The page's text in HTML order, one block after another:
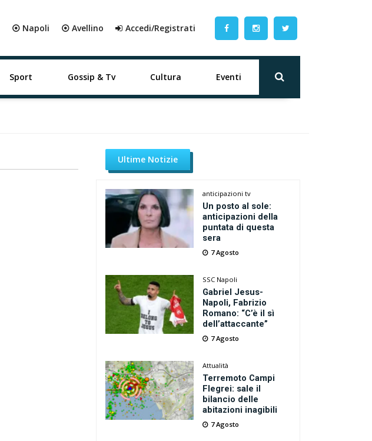
⦿ Napoli ⦿ Avellino Accedi/Registrati
Sport Gossip & Tv Cultura Eventi
Ultime Notizie
anticipazioni tv
Un posto al sole:
anticipazioni della
puntata di questa
sera
7 Agosto
SSC Napoli
Gabriel Jesus-
Napoli, Fabrizio
Romano: “C’è il sì
dell’attaccante”
7 Agosto
Attualità
Terremoto Campi
Flegrei: sale il
bilancio delle
abitazioni inagibili
7 Agosto